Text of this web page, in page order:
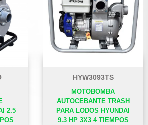
2.5
HYW3093TS
MOTOBOMBA
AUTOCEBANTE TRASH
PARA LODOS HYUNDAI
9.3 HP 3X3 4 TIEMPOS